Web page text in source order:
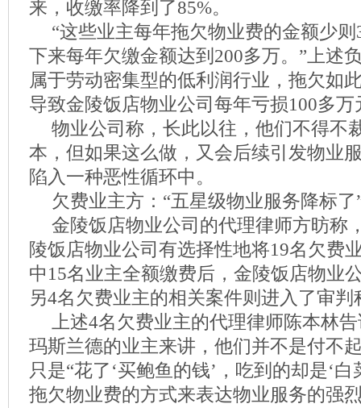
来，收缴率降到了85%。
“这些业主每年拖欠物业费的金额少
下来每年欠缴金额达到200多万。”上述
属于劳动密集型的低利润行业，拖欠如
导致金陵饭店物业公司每年亏损100多万
物业公司称，长此以往，他们不得不
本，但如果这么做，又会后续引发物业
陷入一种恶性循环中。
欠费业主方：“五星级物业服务降标了
金陵饭店物业公司的代理律师方昉称
陵饭店物业公司有选择性地将19名欠费
中15名业主全额缴费后，金陵饭店物业
另4名欠费业主的相关案件则进入了审判
上述4名欠费业主的代理律师陈本林
玛斯兰德的业主来讲，他们并不是付不
只是“花了‘买鲍鱼的钱’，吃到的却是‘
拖欠物业费的方式来表达物业服务的强